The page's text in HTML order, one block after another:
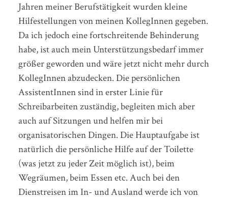
Jahren meiner Berufstätigkeit wurden kleine
Hilfestellungen von meinen KollegInnen gegeben.
Da ich jedoch eine fortschreitende Behinderung
habe, ist auch mein Unterstützungsbedarf immer
größer geworden und wäre jetzt nicht mehr durch
KollegInnen abzudecken. Die persönlichen
AssistentInnen sind in erster Linie für
Schreibarbeiten zuständig, begleiten mich aber
auch auf Sitzungen und helfen mir bei
organisatorischen Dingen. Die Hauptaufgabe ist
natürlich die persönliche Hilfe auf der Toilette
(was jetzt zu jeder Zeit möglich ist), beim
Wegräumen, beim Essen etc. Auch bei den
Dienstreisen im In- und Ausland werde ich von